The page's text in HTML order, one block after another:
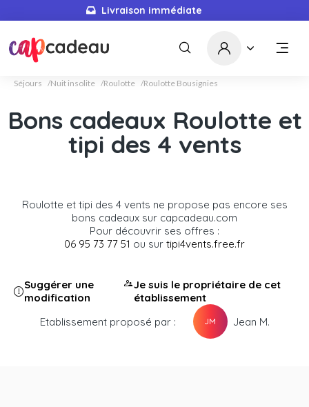
Livraison immédiate
Séjours Nuit insolite Roulotte Roulotte Bousignies
Bons cadeaux Roulotte et
tipi des 4 vents
Roulotte et tipi des 4 vents ne propose pas encore ses
bons cadeaux sur capcadeau.com
Pour découvrir ses offres :
06 95 73 77 51 ou sur tipi4vents.free.fr
Suggérer une
modification
Je suis le propriétaire de cet
établissement
Etablissement proposé par :
JM Jean M.